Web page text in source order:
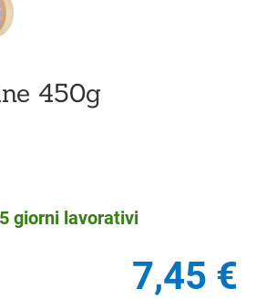
450g
giorni lavorativi
7,45 €